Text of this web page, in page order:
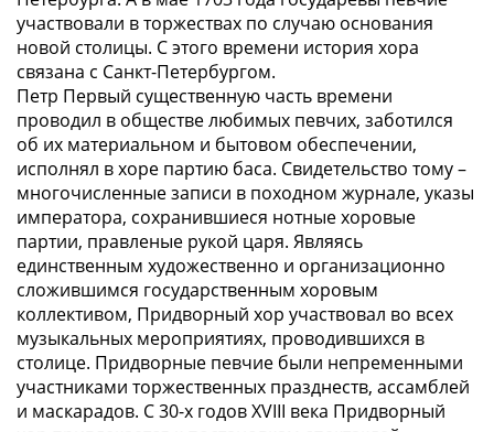
участвовали в торжествах по случаю основания
новой столицы. С этого времени история хора
связана с Санкт-Петербургом.
Петр Первый существенную часть времени
проводил в обществе любимых певчих, заботился
об их материальном и бытовом обеспечении,
исполнял в хоре партию баса. Свидетельство тому –
многочисленные записи в походном журнале, указы
императора, сохранившиеся нотные хоровые
партии, правленые рукой царя. Являясь
единственным художественно и организационно
сложившимся государственным хоровым
коллективом, Придворный хор участвовал во всех
музыкальных мероприятиях, проводившихся в
столице. Придворные певчие были непременными
участниками торжественных празднеств, ассамблей
и маскарадов. С 30-х годов XVIII века Придворный